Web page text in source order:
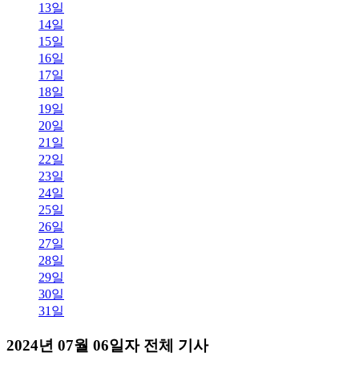
13일
14일
15일
16일
17일
18일
19일
20일
21일
22일
23일
24일
25일
26일
27일
28일
29일
30일
31일
2024년 07월 06일자 전체 기사